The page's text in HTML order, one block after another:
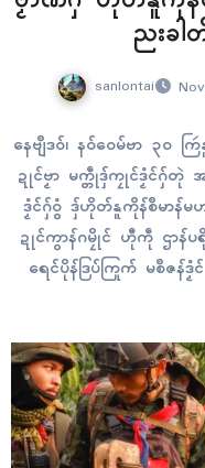
ညးခ
sanlontai
နေဗျဳဒဝ်၊ နဝ်ဝေမ်ဗာ ၃၀
ဍုၚ်ဗၟာ မက္တဵုဒှ်ကၠုၚ်ဒၟံၚ်ဂှ်
ဒၟံၚ်ဂှ်ဝွံ ဒှ်ဟိုတ်နူကိုန်စဳမာန်မ
ဍုၚ်ကွာန်ဂမၠိုၚ် ဟီုကဵု ဌာန်ပ
ရေၚ်ပိုန်ဒြပ်ကြုက် မစဳဇန်
လဝ်ရ။ သၞေဟ်ဍာ်ဒမ